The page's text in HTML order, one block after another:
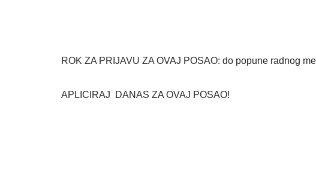
ROK ZA PRIJAVU ZA OVAJ POSAO: do popune radnog
APLICIRAJ DANAS ZA OVAJ POSAO!